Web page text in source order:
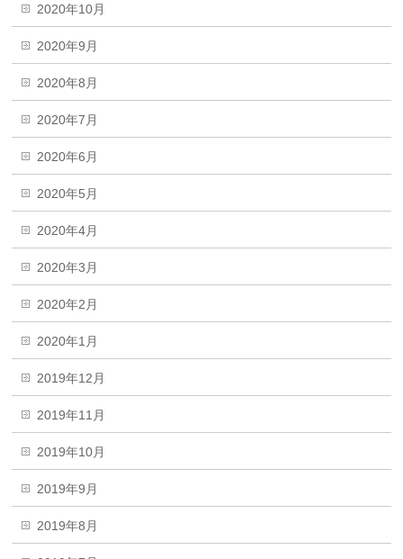
2020年10月
2020年9月
2020年8月
2020年7月
2020年6月
2020年5月
2020年4月
2020年3月
2020年2月
2020年1月
2019年12月
2019年11月
2019年10月
2019年9月
2019年8月